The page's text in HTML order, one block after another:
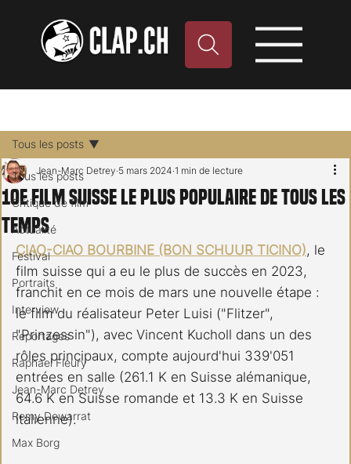
Tous les posts
Critique de film
Actualité
Festival
Portraits
Interview
Reportages
Raphael Fleury
Jean-Marc Detrey
Remy Dewarrat
Max Borg
Tous les posts
10e film suisse le plus populaire de tous les
temps
Jean-Marc Detrey 5 mars 2024 1 min de lecture
CIAO-CIAO BOURBINE (BON SCHUUR TICINO), le
film suisse qui a eu le plus de succès en 2023,
franchit en ce mois de mars une nouvelle étape :
le film du réalisateur Peter Luisi ("Flitzer",
"Prinzessin"), avec Vincent Kucholl dans un des
rôles principaux, compte aujourd'hui 339'051
entrées en salle (261.1 K en Suisse alémanique,
64.6 K en Suisse romande et 13.3 K en Suisse
italienne).